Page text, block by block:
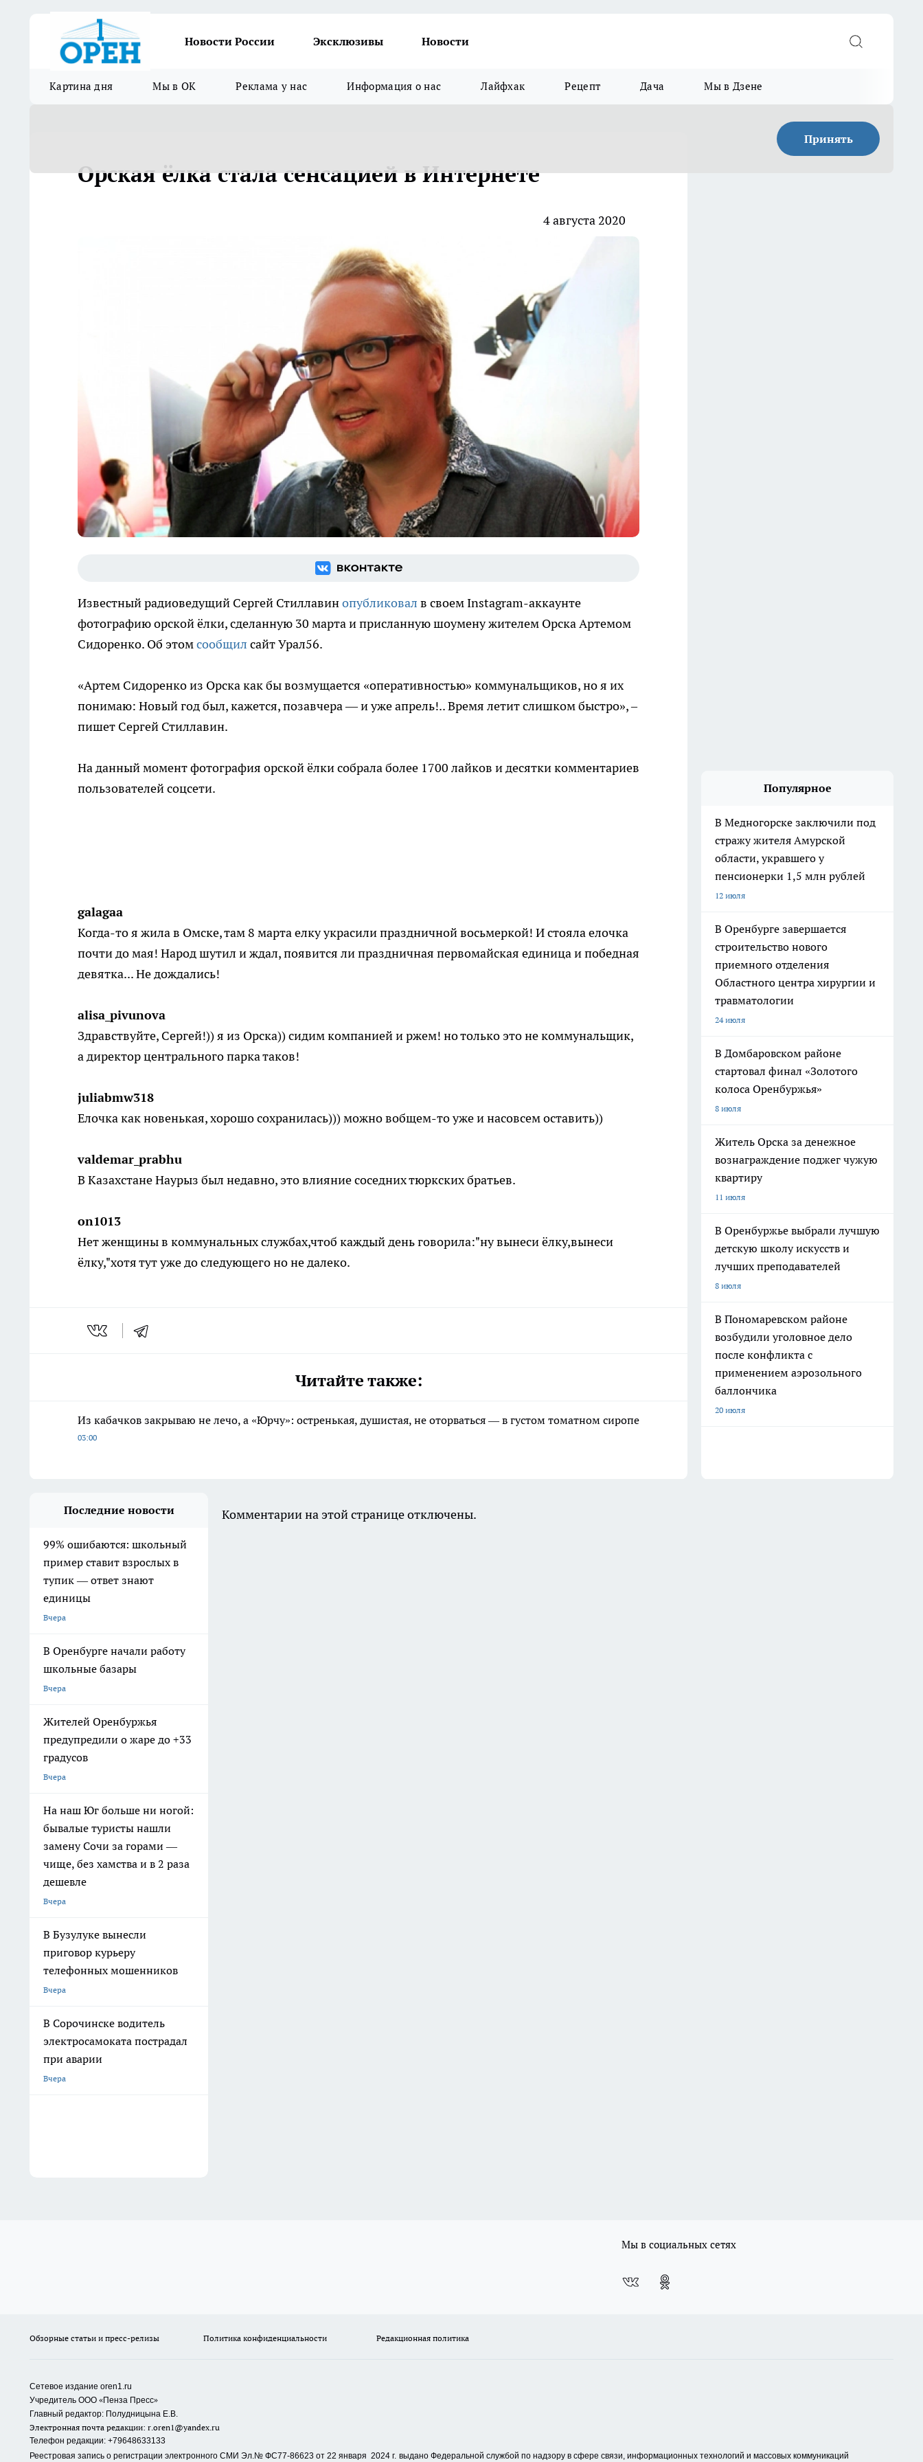
Новости России Эксклюзивы Новости
Картина дня Мы в ОК Реклама у нас Информация о нас Лайфхак Рецепт Дача Мы в Дзене
Принять
Орская ёлка стала сенсацией в Интернете
4 августа 2020
Известный радиоведущий Сергей Стиллавинопубликовал в своем Instagram-аккаунте
фотографию орской ёлки, сделанную 30 марта и присланную шоумену жителем Орска Артемом
Сидоренко. Об этомсообщил сайт Урал56.
«Артем Сидоренко из Орска как бы возмущается «оперативностью» коммунальщиков, но я их
понимаю: Новый год был, кажется, позавчера — и уже апрель!.. Время летит слишком быстро», –
пишет Сергей Стиллавин.
На данный момент фотография орской ёлки собрала более 1700 лайков и десятки комментариев
пользователей соцсети.
galagaa
Когда-то я жила в Омске, там 8 марта елку украсили праздничной восьмеркой! И стояла елочка
почти до мая! Народ шутил и ждал, появится ли праздничная первомайская единица и победная
девятка... Не дождались!
alisa_pivunova
Здравствуйте, Сергей!)) я из Орска)) сидим компанией и ржем! но только это не коммунальщик,
а директор центрального парка таков!
juliabmw318
Елочка как новенькая, хорошо сохранилась))) можно вобщем-то уже и насовсем оставить))
valdemar_prabhu
В Казахстане Наурыз был недавно, это влияние соседних тюркских братьев.
on1013
Нет женщины в коммунальных службах,чтоб каждый день говорила:"ну вынеси ёлку,вынеси
ёлку,"хотя тут уже до следующего но не далеко.
Читайте также:
Из кабачков закрываю не лечо, а «Юрчу»: остренькая, душистая, не оторваться — в густом томатном сиропе
03:00
Популярное
В Медногорске заключили под
стражу жителя Амурской
области, укравшего у
пенсионерки 1,5 млн рублей
12 июля
В Оренбурге завершается
строительство нового
приемного отделения
Областного центра хирургии и
травматологии
24 июля
В Домбаровском районе
стартовал финал «Золотого
колоса Оренбуржья»
8 июля
Житель Орска за денежное
вознаграждение поджег чужую
квартиру
11 июля
В Оренбуржье выбрали лучшую
детскую школу искусств и
лучших преподавателей
8 июля
В Пономаревском районе
возбудили уголовное дело
после конфликта с
применением аэрозольного
баллончика
20 июля
Последние новости
99% ошибаются: школьный
пример ставит взрослых в
тупик — ответ знают
единицы
Вчера
В Оренбурге начали работу
школьные базары
Вчера
Жителей Оренбуржья
предупредили о жаре до +33
градусов
Вчера
На наш Юг больше ни ногой:
бывалые туристы нашли
замену Сочи за горами —
чище, без хамства и в 2 раза
дешевле
Вчера
В Бузулуке вынесли
приговор курьеру
телефонных мошенников
Вчера
В Сорочинске водитель
электросамоката пострадал
при аварии
Вчера
Комментарии на этой странице отключены.
Мы в социальных сетях
Обзорные статьи и пресс-релизы Политика конфиденциальности Редакционная политика
Сетевое издание oren1.ru
Учредитель ООО «Пенза Пресс»
Главный редактор: Полудницына Е.В.
Электронная почта редакции: r.oren1@yandex.ru
Телефон редакции: +79648633133
Реестровая запись о регистрации электронного СМИ Эл.№ ФС77-86623 от 22 января 2024 г. выдано Федеральной службой по надзору в сфере связи, информационных технологий и массовых коммуникаций